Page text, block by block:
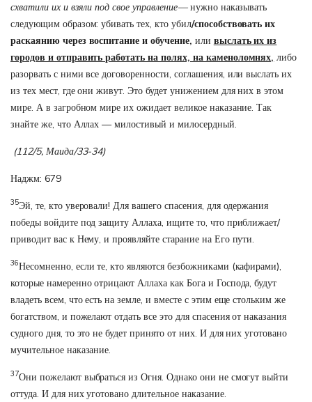
схватили их и взяли под свое управление—нужно наказывать
следующим образом: убивать тех, кто убил/способствовать их
раскаянию через воспитание и обучение, или выслать их из
городов и отправить работать на полях, на каменоломнях, либо
разорвать с ними все договоренности, соглашения, или выслать их
из тех мест, где они живут. Это будет унижением для них в этом
мире. А в загробном мире их ожидает великое наказание. Так
знайте же, что Аллах — милостивый и милосердный.
(112/5, Маида/33-34)
Наджм: 679
35Эй, те, кто уверовали! Для вашего спасения, для одержания
победы войдите под защиту Аллаха, ищите то, что приближает/
приводит вас к Нему, и проявляйте старание на Его пути.
36Несомненно, если те, кто являются безбожниками (кафирами),
которые намеренно отрицают Аллаха как Бога и Господа, будут
владеть всем, что есть на земле, и вместе с этим еще стольким же
богатством, и пожелают отдать все это для спасения от наказания
судного дня, то это не будет принято от них. И для них уготовано
мучительное наказание.
37Они пожелают выбраться из Огня. Однако они не смогут выйти
оттуда. И для них уготовано длительное наказание.